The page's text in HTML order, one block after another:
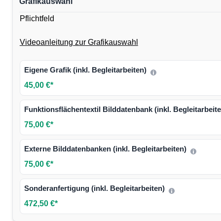
Pflichtfeld
Videoanleitung zur Grafikauswahl
Eigene Grafik (inkl. Begleitarbeiten)
45,00 €*
Funktionsflächentextil Bilddatenbank (inkl.
75,00 €*
Externe Bilddatenbanken (inkl. Begleitarbeiten)
75,00 €*
Sonderanfertigung (inkl. Begleitarbeiten)
472,50 €*